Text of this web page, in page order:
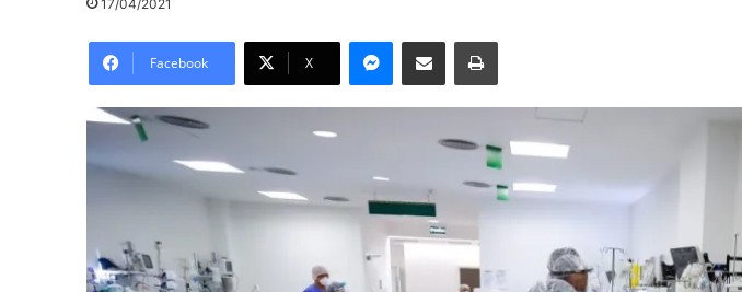
17/04/2021
Facebook X
Messenger
Pošalji preko E-Maila Printaj